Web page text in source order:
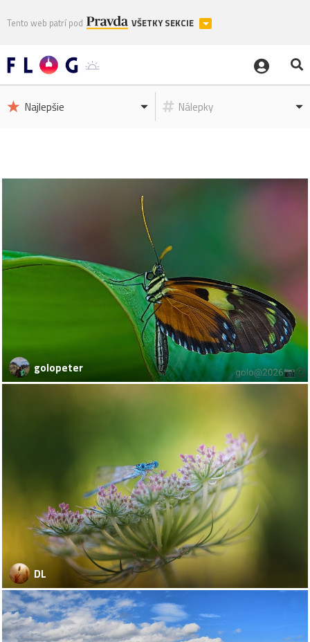
Tento web patrí pod VŠETKY SEKCIE
Najlepšie Nálepky
golopeter
DL